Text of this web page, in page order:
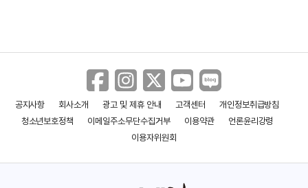
공지사항 회사소개 광고 및 제휴 안내 고객센터
개인정보취급방침
청소년보호정책
이메일주소무단수집거부 이용약관
언론윤리강령
이용자위원회